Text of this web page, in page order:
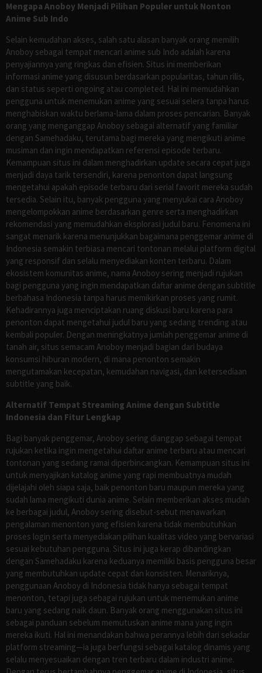
Mengapa Anoboy Menjadi Pilihan Populer untuk Nonton
Anime Sub Indo
Selain kemudahan akses, salah satu alasan banyak orang memilih
Anoboy sebagai tempat mencari anime sub Indo adalah karena
penyajiannya yang ringkas dan efisien. Situs ini memberikan
informasi anime yang disusun berdasarkan popularitas, tahun rilis,
dan status seperti ongoing atau completed. Hal ini memudahkan
pengguna untuk menemukan anime yang sesuai selera tanpa harus
menghabiskan waktu berlama-lama dalam proses pencarian. Banyak
orang yang menganggap Anoboy sebagai alternatif yang familiar
dengan Samehadaku, terutama bagi mereka yang mengikuti anime
musiman dan ingin mendapatkan referensi episode terbaru.
Kemampuan situs ini dalam menghadirkan update secara cepat juga
menjadi daya tarik tersendiri, karena penonton dapat langsung
mengetahui apakah episode terbaru dari serial favorit mereka sudah
tersedia. Selain itu, banyak pengguna yang menyukai cara Anoboy
mengelompokkan anime berdasarkan genre serta menghadirkan
rekomendasi yang memudahkan eksplorasi judul baru. Fenomena ini
sangat menarik karena menunjukkan bagaimana penggemar anime di
Indonesia semakin terbiasa mencari tontonan melalui platform digital
yang responsif dan selalu menyediakan konten terbaru. Dalam
ekosistem komunitas anime, nama Anoboy sering menjadi rujukan
bagi pengguna yang ingin mendapatkan daftar anime dengan subtitle
berbahasa Indonesia tanpa harus memikirkan proses yang rumit.
Kehadirannya juga menciptakan ruang diskusi baru karena para
penonton dapat mengetahui judul baru yang sedang trending atau
kembali populer. Dengan meningkatnya jumlah penggemar anime di
tanah air, situs semacam Anoboy menjadi bagian dari budaya
konsumsi hiburan modern, di mana penonton semakin
mengutamakan kecepatan, kemudahan navigasi, dan ketersediaan
subtitle yang baik.
Alternatif Tempat Streaming Anime dengan Subtitle
Indonesia dan Fitur Lengkap
Bagi banyak penggemar, Anoboy sering dianggap sebagai tempat
rujukan ketika ingin mengetahui daftar anime terbaru atau mencari
tontonan yang sedang ramai diperbincangkan. Kemampuan situs ini
untuk menyajikan katalog anime yang rapi membuatnya mudah
dijelajahi oleh siapa saja, baik penonton baru maupun mereka yang
sudah lama mengikuti dunia anime. Selain memberikan akses mudah
ke berbagai judul, Anoboy sering disebut-sebut menawarkan
pengalaman menonton yang efisien karena tidak membutuhkan
proses login serta menyediakan pilihan kualitas video yang bervariasi
sesuai kebutuhan pengguna. Situs ini juga kerap dibandingkan
dengan Samehadaku karena keduanya memiliki basis pengguna besar
yang membutuhkan update cepat dan konsisten. Menariknya,
penggunaan Anoboy di Indonesia tidak hanya sebagai tempat
menonton, tetapi juga sebagai rujukan untuk menemukan anime
baru yang sedang naik daun. Banyak orang menggunakan situs ini
sebagai panduan sebelum memutuskan anime mana yang ingin
mereka ikuti. Hal ini menandakan bahwa perannya lebih dari sekadar
platform streaming—ia juga berfungsi sebagai katalog dinamis yang
selalu menyesuaikan dengan tren terbaru dalam industri anime.